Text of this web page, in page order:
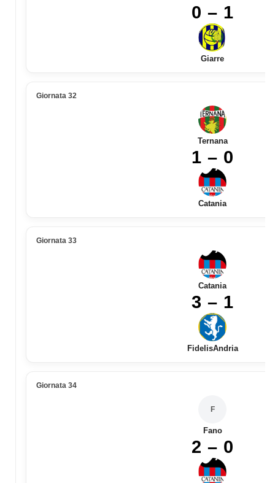
0 – 1
Giarre
Giornata 32
Ternana
1 – 0
Catania
Giornata 33
Catania
3 – 1
FidelisAndria
Giornata 34
F
Fano
2 – 0